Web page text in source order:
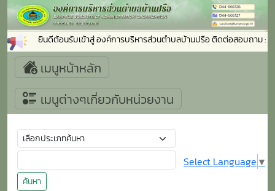
ยินดีต้อนรับเข้าสู่ องค์การบริหารส่วนตำบลบ้านปรือ ติดต่อสอบถาม : โ
เมนูหน้าหลัก
เมนูต่างๆเกี่ยวกับหน่วยงาน
ค้นหา
Select Language ▼